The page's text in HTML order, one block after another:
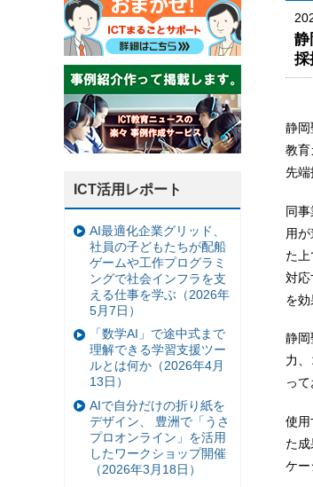
静
採
静岡
教
先端
同
用
た
対応
を
静岡
力
っ
使用
た
ケー
ICT活用レポート
AI最適化企業グリッド、
社員の子どもたちが配船
ゲームや工作プログラミ
ングで社会インフラを支
える仕事を学ぶ（2026年
5月7日）
「数学AI」で途中式まで
理解できる学習支援ツー
ルとは何か（2026年4月
13日）
AIで自分だけの折り紙を
デザイン、 豊洲で「うさ
プロオンライン」を活用
したワークショップ開催
（2026年3月18日）